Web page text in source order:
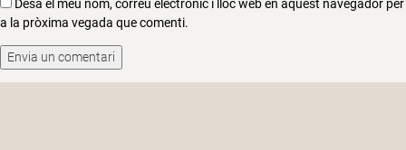
Desa el meu nom, correu electrònic i lloc web en aquest navegador per
a la pròxima vegada que comenti.